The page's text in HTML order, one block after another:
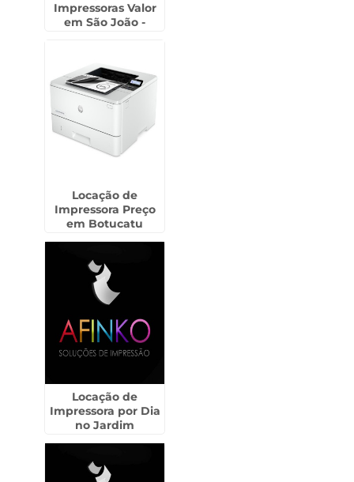
Impressoras Valor
em São João -
Locação de
Impressora Preço
em Botucatu
Locação de
Impressora por Dia
no Jardim